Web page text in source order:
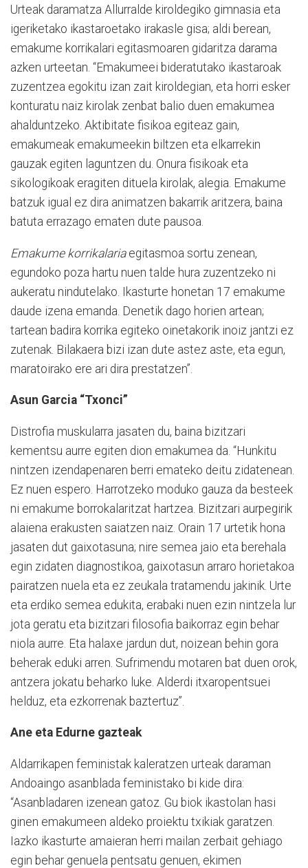
Urteak daramatza Allurralde kiroldegiko gimnasia eta
igeriketako ikastaroetako irakasle gisa; aldi berean,
emakume korrikalari egitasmoaren gidaritza darama
azken urteetan. “Emakumeei bideratutako ikastaroak
zuzentzea egokitu izan zait kiroldegian, eta horri esker
konturatu naiz kirolak zenbat balio duen emakumea
ahalduntzeko. Aktibitate fisikoa egiteaz gain,
emakumeak emakumeekin biltzen eta elkarrekin
gauzak egiten laguntzen du. Onura fisikoak eta
sikologikoak eragiten dituela kirolak, alegia. Emakume
batzuk igual ez dira animatzen bakarrik aritzera, baina
batuta errazago ematen dute pausoa.
Emakume korrikalaria egitasmoa sortu zenean,
egundoko poza hartu nuen talde hura zuzentzeko ni
aukeratu nindutelako. Ikasturte honetan 17 emakume
daude izena emanda. Denetik dago horien artean;
tartean badira korrika egiteko oinetakorik inoiz jantzi ez
zutenak. Bilakaera bizi izan dute astez aste, eta egun,
maratoirako ere ari dira prestatzen”.
Asun Garcia “Txonci”
Distrofia muskularra jasaten du, baina bizitzari
kementsu aurre egiten dion emakumea da. “Hunkitu
nintzen izendapenaren berri emateko deitu zidatenean.
Ez nuen espero. Harrotzeko moduko gauza da besteek
ni emakume borrokalaritzat hartzea. Bizitzari aurpegirik
alaiena erakusten saiatzen naiz. Orain 17 urtetik hona
jasaten dut gaixotasuna; nire semea jaio eta berehala
egin zidaten diagnostikoa, gaixotasun arraro horietakoa
pairatzen nuela eta ez zeukala tratamendu jakinik. Urte
eta erdiko semea edukita, erabaki nuen ezin nintzela lur
jota geratu eta bizitzari filosofia baikorraz egin behar
niola aurre. Eta halaxe jardun dut, noizean behin gora
beherak eduki arren. Sufrimendu motaren bat duen orok,
antzera jokatu beharko luke. Alderdi itxaropentsuei
helduz, eta ezkorrenak baztertuz”.
Ane eta Edurne gazteak
Aldarrikapen feministak kaleratzen urteak daraman
Andoaingo asanblada feministako bi kide dira:
“Asanbladaren izenean gatoz. Gu biok ikastolan hasi
ginen emakumeen aldeko proiektu txikiak garatzen.
Iazko ikasturte amaieran herri mailan zerbait gehiago
egin behar genuela pentsatu genuen, ekimen